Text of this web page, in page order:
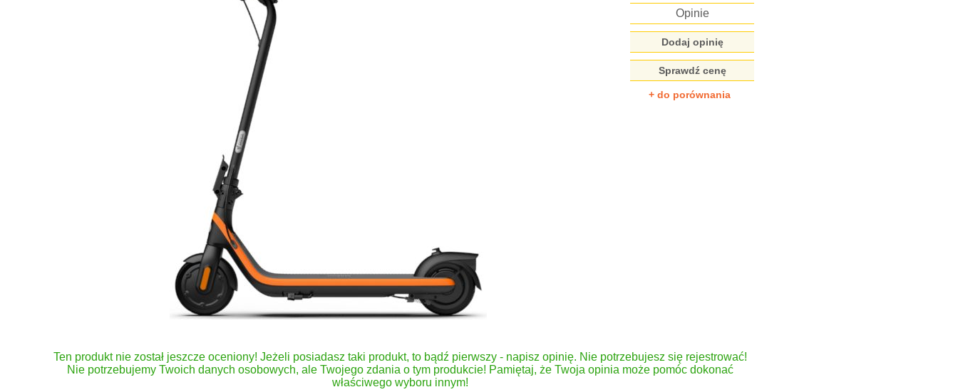
Opinie
Dodaj opinię
Sprawdź cenę
+ do porównania
Ten produkt nie został jeszcze oceniony! Jeżeli posiadasz taki produkt, to bądź pierwszy - napisz opinię. Nie potrzebujesz się rejestrować!
Nie potrzebujemy Twoich danych osobowych, ale Twojego zdania o tym produkcie! Pamiętaj, że Twoja opinia może pomóc dokonać
właściwego wyboru innym!